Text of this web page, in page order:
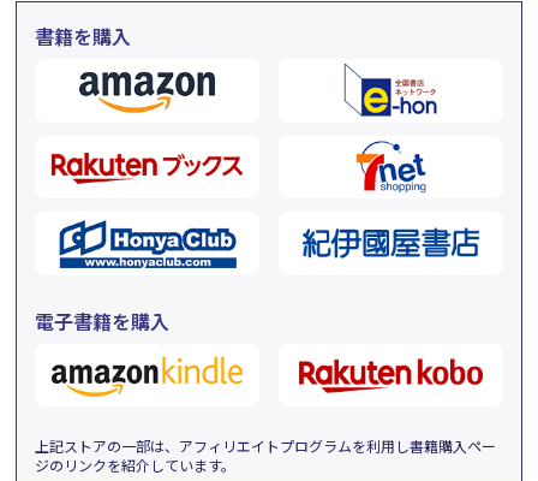
書籍を購入
電子書籍を購入
上記ストアの一部は、アフィリエイトプログラムを利用し書籍購入ペー
ジのリンクを紹介しています。